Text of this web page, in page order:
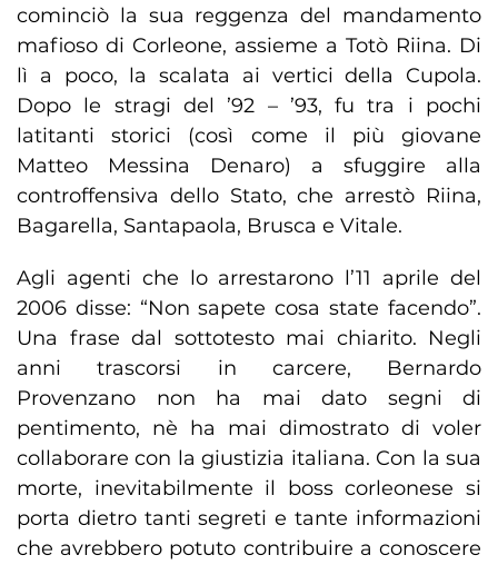
cominciò la sua reggenza del mandamento
mafioso di Corleone, assieme a Totò Riina. Di
lì a poco, la scalata ai vertici della Cupola.
Dopo le stragi del ’92 – ’93, fu tra i pochi
latitanti storici (così come il più giovane
Matteo Messina Denaro) a sfuggire alla
controffensiva dello Stato, che arrestò Riina,
Bagarella, Santapaola, Brusca e Vitale.
Agli agenti che lo arrestarono l’11 aprile del
2006 disse: “Non sapete cosa state facendo”.
Una frase dal sottotesto mai chiarito. Negli
anni trascorsi in carcere, Bernardo
Provenzano non ha mai dato segni di
pentimento, nè ha mai dimostrato di voler
collaborare con la giustizia italiana. Con la sua
morte, inevitabilmente il boss corleonese si
porta dietro tanti segreti e tante informazioni
che avrebbero potuto contribuire a conoscere